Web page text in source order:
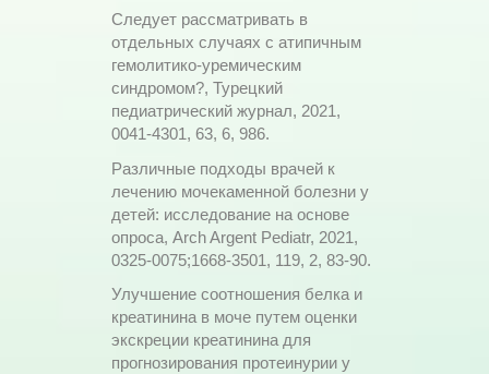
Следует рассматривать в
отдельных случаях с атипичным
гемолитико-уремическим
синдромом?, Турецкий
педиатрический журнал, 2021,
0041-4301, 63, 6, 986.
Различные подходы врачей к
лечению мочекаменной болезни у
детей: исследование на основе
опроса, Arch Argent Pediatr, 2021,
0325-0075;1668-3501, 119, 2, 83-90.
Улучшение соотношения белка и
креатинина в моче путем оценки
экскреции креатинина для
прогнозирования протеинурии у